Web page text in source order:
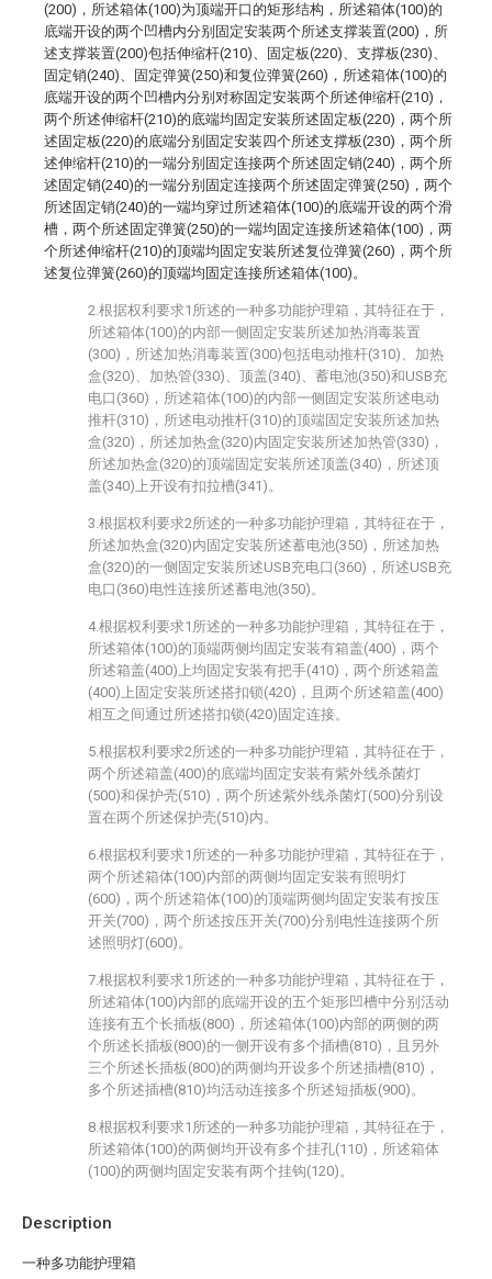
Description
一种多功能护理箱
(200)，所述箱体(100)为顶端开口的矩形结构，所述箱体(100)的
底端开设的两个凹槽内分别固定安装两个所述支撑装置(200)，所
述支撑装置(200)包括伸缩杆(210)、固定板(220)、支撑板(230)、
固定销(240)、固定弹簧(250)和复位弹簧(260)，所述箱体(100)的
底端开设的两个凹槽内分别对称固定安装两个所述伸缩杆(210)，
两个所述伸缩杆(210)的底端均固定安装所述固定板(220)，两个所
述固定板(220)的底端分别固定安装四个所述支撑板(230)，两个所
述伸缩杆(210)的一端分别固定连接两个所述固定销(240)，两个所
述固定销(240)的一端分别固定连接两个所述固定弹簧(250)，两个
所述固定销(240)的一端均穿过所述箱体(100)的底端开设的两个滑
槽，两个所述固定弹簧(250)的一端均固定连接所述箱体(100)，两
个所述伸缩杆(210)的顶端均固定安装所述复位弹簧(260)，两个所
述复位弹簧(260)的顶端均固定连接所述箱体(100)。
2.根据权利要求1所述的一种多功能护理箱，其特征在于，
所述箱体(100)的内部一侧固定安装所述加热消毒装置
(300)，所述加热消毒装置(300)包括电动推杆(310)、加热
盒(320)、加热管(330)、顶盖(340)、蓄电池(350)和USB充
电口(360)，所述箱体(100)的内部一侧固定安装所述电动
推杆(310)，所述电动推杆(310)的顶端固定安装所述加热
盒(320)，所述加热盒(320)内固定安装所述加热管(330)，
所述加热盒(320)的顶端固定安装所述顶盖(340)，所述顶
盖(340)上开设有扣拉槽(341)。
3.根据权利要求2所述的一种多功能护理箱，其特征在于，
所述加热盒(320)内固定安装所述蓄电池(350)，所述加热
盒(320)的一侧固定安装所述USB充电口(360)，所述USB充
电口(360)电性连接所述蓄电池(350)。
4.根据权利要求1所述的一种多功能护理箱，其特征在于，
所述箱体(100)的顶端两侧均固定安装有箱盖(400)，两个
所述箱盖(400)上均固定安装有把手(410)，两个所述箱盖
(400)上固定安装所述搭扣锁(420)，且两个所述箱盖(400)
相互之间通过所述搭扣锁(420)固定连接。
5.根据权利要求2所述的一种多功能护理箱，其特征在于，
两个所述箱盖(400)的底端均固定安装有紫外线杀菌灯
(500)和保护壳(510)，两个所述紫外线杀菌灯(500)分别设
置在两个所述保护壳(510)内。
6.根据权利要求1所述的一种多功能护理箱，其特征在于，
两个所述箱体(100)内部的两侧均固定安装有照明灯
(600)，两个所述箱体(100)的顶端两侧均固定安装有按压
开关(700)，两个所述按压开关(700)分别电性连接两个所
述照明灯(600)。
7.根据权利要求1所述的一种多功能护理箱，其特征在于，
所述箱体(100)内部的底端开设的五个矩形凹槽中分别活动
连接有五个长插板(800)，所述箱体(100)内部的两侧的两
个所述长插板(800)的一侧开设有多个插槽(810)，且另外
三个所述长插板(800)的两侧均开设多个所述插槽(810)，
多个所述插槽(810)均活动连接多个所述短插板(900)。
8.根据权利要求1所述的一种多功能护理箱，其特征在于，
所述箱体(100)的两侧均开设有多个挂孔(110)，所述箱体
(100)的两侧均固定安装有两个挂钩(120)。